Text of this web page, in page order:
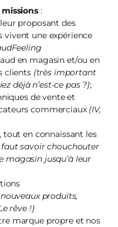
:
proposant des
vivent une expérience
en magasin et/ou en
clients (très important
déjà n’est-ce pas ?);
de vente et
commerciaux (IV,
en connaissant les
faut savoir chouchouter
magasin jusqu’à leur
produits,
rêve !)
marque propre et nos